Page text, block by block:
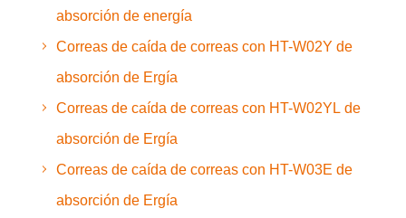
absorción de energía
Correas de caída de correas con HT-W02Y de
absorción de Ergía
Correas de caída de correas con HT-W02YL de
absorción de Ergía
Correas de caída de correas con HT-W03E de
absorción de Ergía